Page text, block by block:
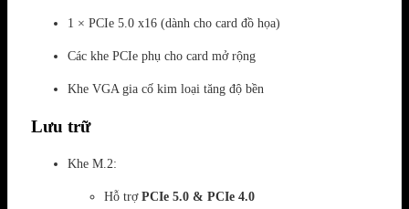
1 × PCIe 5.0 x16 (dành cho card đồ họa)
Các khe PCIe phụ cho card mở rộng
Khe VGA gia cố kim loại tăng độ bền
Lưu trữ
Khe M.2:
Hỗ trợ PCIe 5.0 & PCIe 4.0